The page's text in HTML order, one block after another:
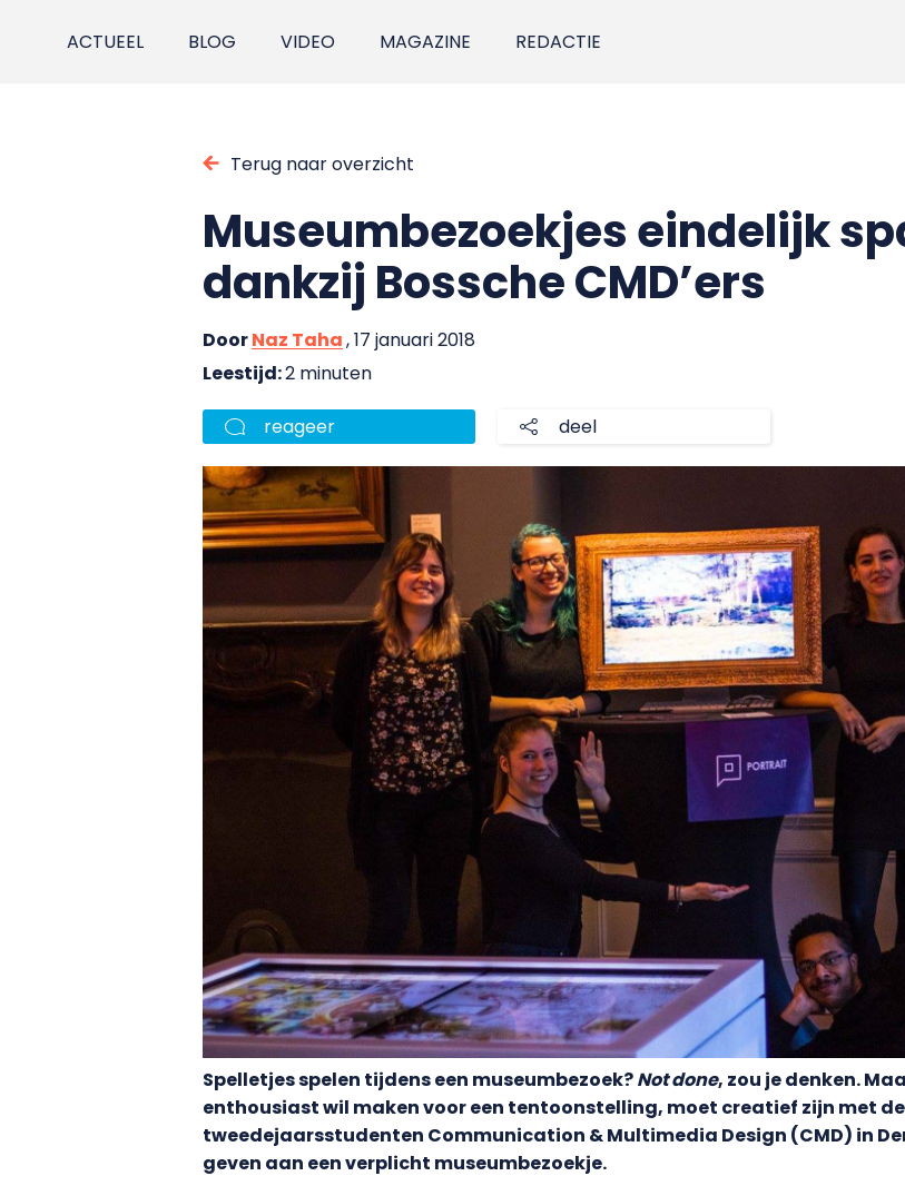
ACTUEEL BLOG VIDEO MAGAZINE REDACTIE
Terug naar overzicht
Museumbezoekjes eindelijk
dankzij Bossche CMD’ers
DoorNaz Taha, 17 januari 2018
Leestijd:2 minuten
reageer deel
Spelletjes spelen tijdens een museumbezoek?Not done, zou je denken.
enthousiast wil maken voor een tentoonstelling, moet creatief zijn met
tweedejaarsstudenten Communication & Multimedia Design (CMD) in
geven aan een verplicht museumbezoekje.